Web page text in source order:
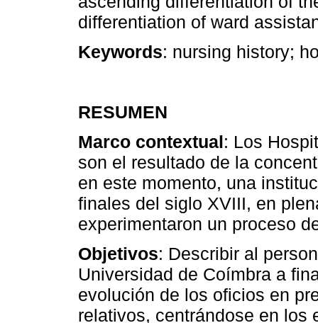
differentiation of ward
Keywords: nursing history;
RESUMEN
Marco contextual: Los
son el resultado de la
en este momento, una
finales del siglo XVIII, en
experimentaron un proceso
Objetivos: Describir al
Universidad de Coímbra a
evolución de los oficios en
relativos, centrándose en los